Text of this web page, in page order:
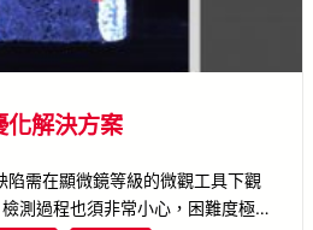
化解決方案
陷需在顯微鏡等級的微觀工具下觀
測過程也須非常小心，困難度極